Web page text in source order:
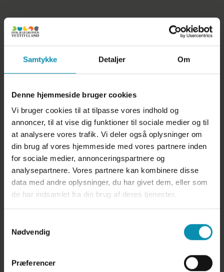
Samtykke Detaljer Om
Denne hjemmeside bruger cookies
Vi bruger cookies til at tilpasse vores indhold og
annoncer, til at vise dig funktioner til sociale medier og til
at analysere vores trafik. Vi deler også oplysninger om
din brug af vores hjemmeside med vores partnere inden
for sociale medier, annonceringspartnere og
analysepartnere. Vores partnere kan kombinere disse
data med andre oplysninger, du har givet dem, eller som
de har indsamlet fra din brug af deres tjenester.
Nødvendig
Præferencer
Dyrlægegruppen Vestjylland - Lemvig
Industrivej 53, 7620 Lemvig
97 88 95 00
CVR: 29827842
Links
Cookiepolitik
Persondatapolitik
Åbningstider
Mandag - fredag
8:00 - 16:30
Uden for åbningstid bliver du automatisk omstillet til